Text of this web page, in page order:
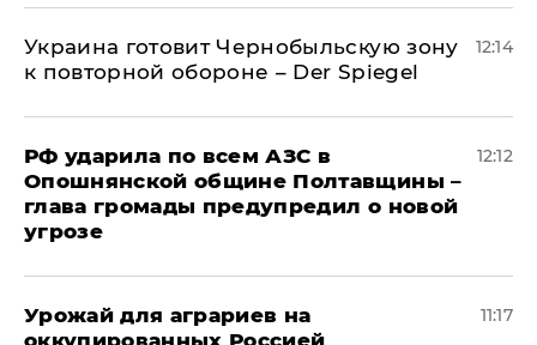
Украина готовит Чернобыльскую зону
к повторной обороне – Der Spiegel
12:14
РФ ударила по всем АЗС в
Опошнянской общине Полтавщины –
глава громады предупредил о новой
угрозе
12:12
Урожай для аграриев на
оккупированных Россией
11:17